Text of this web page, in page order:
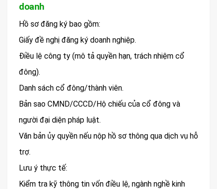
doanh
Hồ sơ đăng ký bao gồm:
Giấy đề nghị đăng ký doanh nghiệp.
Điều lệ công ty (mô tả quyền hạn, trách nhiệm cổ
đông).
Danh sách cổ đông/thành viên.
Bản sao CMND/CCCD/Hộ chiếu của cổ đông và
người đại diện pháp luật.
Văn bản ủy quyền nếu nộp hồ sơ thông qua dịch vụ hỗ
trợ.
Lưu ý thực tế:
Kiểm tra kỹ thông tin vốn điều lệ, ngành nghề kinh